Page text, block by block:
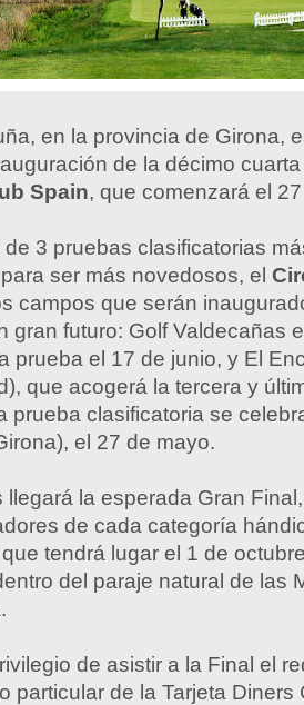
en la provincia de Girona,
de la décimo
Spain, que comenzará el
3 pruebas clasificatorias
ser más novedosos, el
campos que serán
gran futuro: Golf Valdecañas
prueba el 17 de junio, y El
que acogerá la tercera y
prueba clasificatoria se
el 27 de mayo.
llegará la esperada Gran
de cada categoría
tendrá lugar el 1 de
del paraje natural de las
de asistir a la Final el
particular de la Tarjeta Diners